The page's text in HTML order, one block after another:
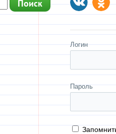
Логин
Пароль